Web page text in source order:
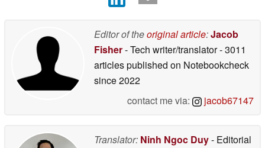
Editor of theoriginal article:Jacob
Fisher- Tech writer/translator- 3011
articles published on Notebookcheck
since 2022
contact me via:
jacob67147
Translator: Ninh Ngoc Duy- Editorial